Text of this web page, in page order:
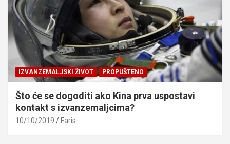
IZVANZEMALJSKI ŽIVOT PROPUŠTENO
Što će se dogoditi ako Kina prva uspostavi
kontakt s izvanzemaljcima?
10/10/2019 Faris